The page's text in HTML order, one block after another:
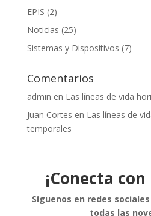
EPIS (2)
Noticias (25)
Sistemas y Dispositivos (7)
Comentarios
admin en Las líneas de vida
Juan Cortes en Las líneas de
temporales
¡Conecta
Síguenos en redes
todas las